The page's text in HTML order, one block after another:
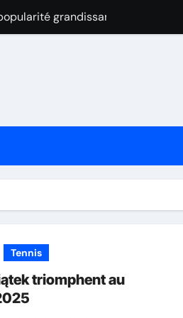
grandissante
de Dimitrov
brillent malgré la domination de
Tennis
triomphent au